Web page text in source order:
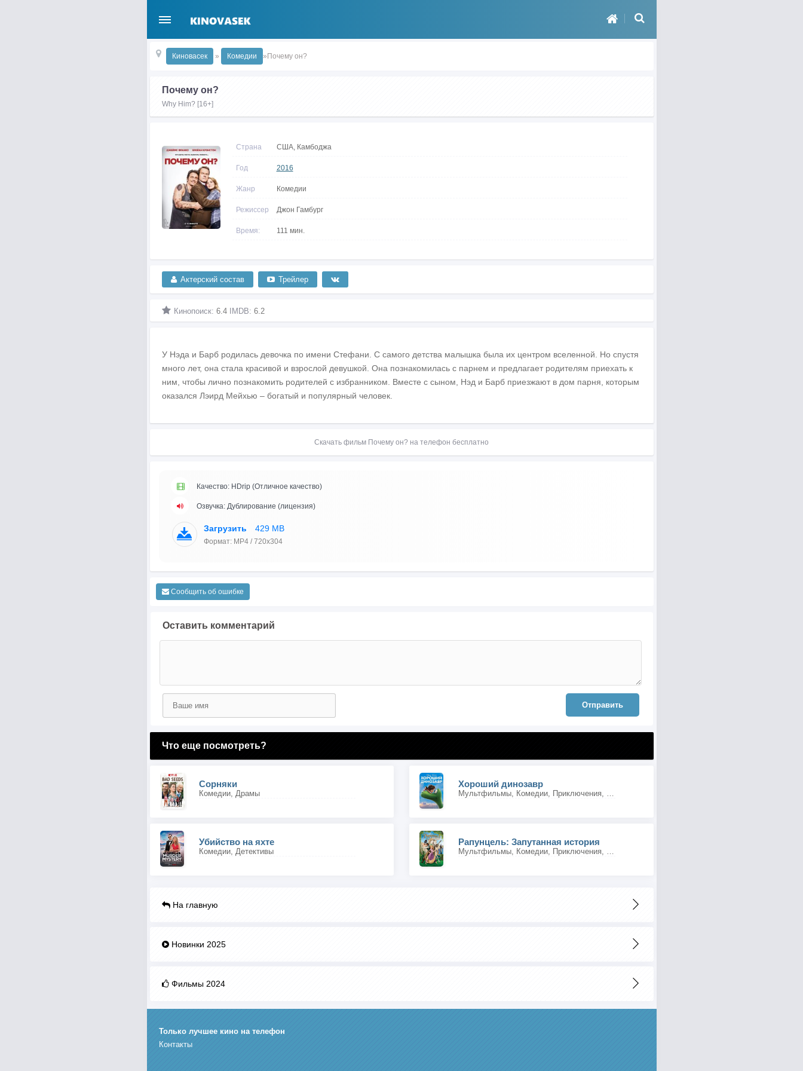
Киновасек » Комедии »Почему он?
Почему он?
Why Him? [16+]
Страна США, Камбоджа
Год 2016
Жанр Комедии
Режиссер Джон Гамбург
Время: 111 мин.
Актерский состав Трейлер
Кинопоиск: 6.4IMDB: 6.2
У Нэда и Барб родилась девочка по имени Стефани. С самого детства малышка была их центром вселенной. Но спустя
много лет, она стала красивой и взрослой девушкой. Она познакомилась с парнем и предлагает родителям приехать к
ним, чтобы лично познакомить родителей с избранником. Вместе с сыном, Нэд и Барб приезжают в дом парня, которым
оказался Лэирд Мейхью – богатый и популярный человек.
Скачать фильм Почему он? на телефон бесплатно
Качество: HDrip (Отличное качество)
Озвучка: Дублирование (лицензия)
Загрузить 429 MB
Формат: MP4 / 720x304
Сообщить об ошибке
Оставить комментарий
Отправить
Что еще посмотреть?
Сорняки
Комедии, Драмы
Хороший динозавр
Мультфильмы, Комедии, Приключения, Семейные, Драмы, Фэнтези
Убийство на яхте
Комедии, Детективы
Рапунцель: Запутанная история
Мультфильмы, Комедии, Приключения, Семейные, Мелодрамы, Фэнтези
На главную
Новинки 2025
Фильмы 2024
Только лучшее кино на телефон
Контакты